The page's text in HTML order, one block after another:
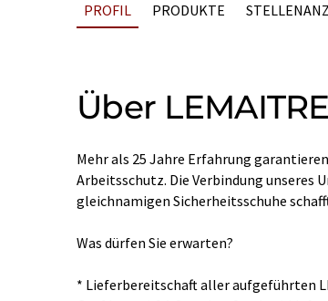
PROFIL PRODUKTE
Über LEMAITRE
Mehr als 25 Jahre Erfahrung
Arbeitsschutz. Die Verbindung
gleichnamigen Sicherheitsschuhe
Was dürfen Sie erwarten?
* Lieferbereitschaft aller aufgeführten